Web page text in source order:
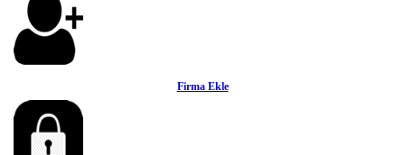
Firma Ekle